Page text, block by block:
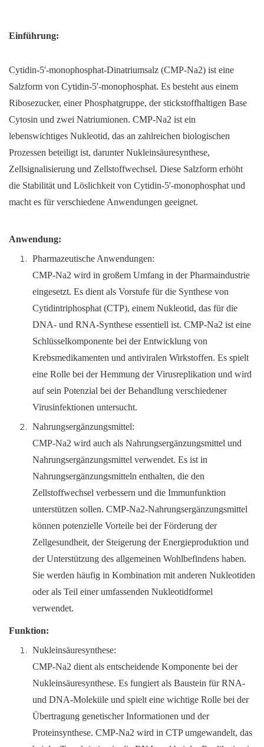
Einführung:
Cytidin-5'-monophosphat-Dinatriumsalz (CMP-Na2) ist eine
Salzform von Cytidin-5'-monophosphat. Es besteht aus einem
Ribosezucker, einer Phosphatgruppe, der stickstoffhaltigen Base
Cytosin und zwei Natriumionen. CMP-Na2 ist ein
lebenswichtiges Nukleotid, das an zahlreichen biologischen
Prozessen beteiligt ist, darunter Nukleinsäuresynthese,
Zellsignalisierung und Zellstoffwechsel. Diese Salzform erhöht
die Stabilität und Löslichkeit von Cytidin-5'-monophosphat und
macht es für verschiedene Anwendungen geeignet.
Anwendung:
Pharmazeutische Anwendungen:
CMP-Na2 wird in großem Umfang in der Pharmaindustrie
eingesetzt. Es dient als Vorstufe für die Synthese von
Cytidintriphosphat (CTP), einem Nukleotid, das für die
DNA- und RNA-Synthese essentiell ist. CMP-Na2 ist eine
Schlüsselkomponente bei der Entwicklung von
Krebsmedikamenten und antiviralen Wirkstoffen. Es spielt
eine Rolle bei der Hemmung der Virusreplikation und wird
auf sein Potenzial bei der Behandlung verschiedener
Virusinfektionen untersucht.
Nahrungsergänzungsmittel:
CMP-Na2 wird auch als Nahrungsergänzungsmittel und
Nahrungsergänzungsmittel verwendet. Es ist in
Nahrungsergänzungsmitteln enthalten, die den
Zellstoffwechsel verbessern und die Immunfunktion
unterstützen sollen. CMP-Na2-Nahrungsergänzungsmittel
können potenzielle Vorteile bei der Förderung der
Zellgesundheit, der Steigerung der Energieproduktion und
der Unterstützung des allgemeinen Wohlbefindens haben.
Sie werden häufig in Kombination mit anderen Nukleotiden
oder als Teil einer umfassenden Nukleotidformel
verwendet.
Funktion:
Nukleinsäuresynthese:
CMP-Na2 dient als entscheidende Komponente bei der
Nukleinsäuresynthese. Es fungiert als Baustein für RNA-
und DNA-Moleküle und spielt eine wichtige Rolle bei der
Übertragung genetischer Informationen und der
Proteinsynthese. CMP-Na2 wird in CTP umgewandelt, das